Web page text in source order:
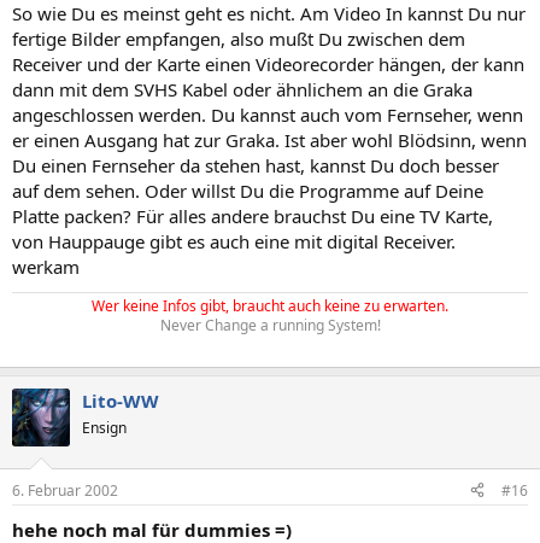
So wie Du es meinst geht es nicht. Am Video In kannst Du nur
fertige Bilder empfangen, also mußt Du zwischen dem
Receiver und der Karte einen Videorecorder hängen, der kann
dann mit dem SVHS Kabel oder ähnlichem an die Graka
angeschlossen werden. Du kannst auch vom Fernseher, wenn
er einen Ausgang hat zur Graka. Ist aber wohl Blödsinn, wenn
Du einen Fernseher da stehen hast, kannst Du doch besser
auf dem sehen. Oder willst Du die Programme auf Deine
Platte packen? Für alles andere brauchst Du eine TV Karte,
von Hauppauge gibt es auch eine mit digital Receiver.
werkam
Wer keine Infos gibt, braucht auch keine zu erwarten.
Never Change a running System!
Lito-WW
Ensign
6. Februar 2002 #16
hehe noch mal für dummies =)